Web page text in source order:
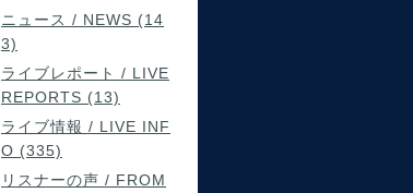
ニュース / NEWS (14
3)
ライブレポート / LIVE
REPORTS (13)
ライブ情報 / LIVE INF
O (335)
リスナーの声 / FROM